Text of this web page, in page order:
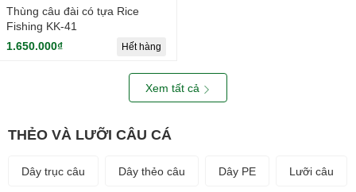
Thùng câu đài có tựa Rice
Fishing KK-41
1.650.000₫
Hết hàng
Xem tất cả
THẺO VÀ LƯỠI CÂU CÁ
Dây trục câu Dây thẻo câu Dây PE Lưỡi câu